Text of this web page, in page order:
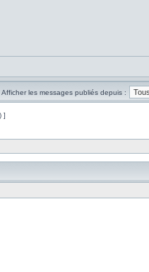
Afficher les messages publiés depuis :
]